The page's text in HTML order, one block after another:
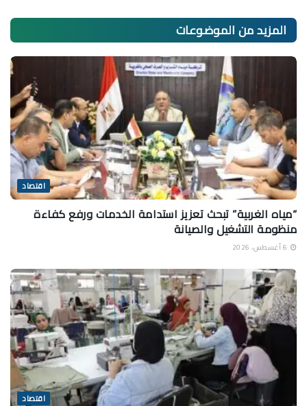
المزيد منالموضوعات
اقتصاد
“مياه الغربية” تبحث تعزيز استدامة الخدمات ورفع كفاءة
منظومة التشغيل والصيانة
اقتصاد